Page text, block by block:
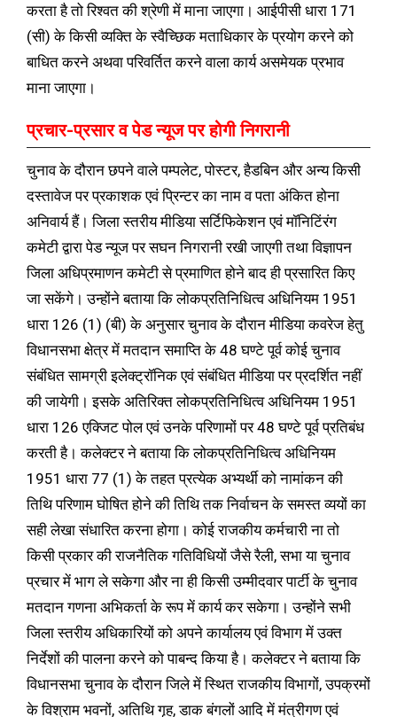
करता है तो रिश्वत की श्रेणी में माना जाएगा। आईपीसी धारा 171
(सी) के किसी व्यक्ति के स्वैच्छिक मताधिकार के प्रयोग करने को
बाधित करने अथवा परिवर्तित करने वाला कार्य असमेयक प्रभाव
माना जाएगा।
प्रचार-प्रसार व पेड न्यूज पर होगी निगरानी
चुनाव के दौरान छपने वाले पम्पलेट, पोस्टर, हैडबिन और अन्य किसी
दस्तावेज पर प्रकाशक एवं प्रिन्टर का नाम व पता अंकित होना
अनिवार्य हैं। जिला स्तरीय मीडिया सर्टिफिकेशन एवं मॉनिटिंरंग
कमेटी द्वारा पेड न्यूज पर सघन निगरानी रखी जाएगी तथा विज्ञापन
जिला अधिप्रमाणन कमेटी से प्रमाणित होने बाद ही प्रसारित किए
जा सकेंगे। उन्होंने बताया कि लोकप्रतिनिधित्व अधिनियम 1951
धारा 126 (1) (बी) के अनुसार चुनाव के दौरान मीडिया कवरेज हेतु
विधानसभा क्षेत्र में मतदान समाप्ति के 48 घण्टे पूर्व कोई चुनाव
संबंधित सामग्री इलेक्ट्रॉनिक एवं संबंधित मीडिया पर प्रदर्शित नहीं
की जायेगी। इसके अतिरिक्त लोकप्रतिनिधित्व अधिनियम 1951
धारा 126 एक्जिट पोल एवं उनके परिणामों पर 48 घण्टे पूर्व प्रतिबंध
करती है। कलेक्टर ने बताया कि लोकप्रतिनिधित्व अधिनियम
1951 धारा 77 (1) के तहत प्रत्येक अभ्यर्थी को नामांकन की
तिथि परिणाम घोषित होने की तिथि तक निर्वाचन के समस्त व्ययों का
सही लेखा संधारित करना होगा। कोई राजकीय कर्मचारी ना तो
किसी प्रकार की राजनैतिक गतिविधियों जैसे रैली, सभा या चुनाव
प्रचार में भाग ले सकेगा और ना ही किसी उम्मीदवार पार्टी के चुनाव
मतदान गणना अभिकर्ता के रूप में कार्य कर सकेगा। उन्होंने सभी
जिला स्तरीय अधिकारियों को अपने कार्यालय एवं विभाग में उक्त
निर्देशों की पालना करने को पाबन्द किया है। कलेक्टर ने बताया कि
विधानसभा चुनाव के दौरान जिले में स्थित राजकीय विभागों, उपक्रमों
के विश्राम भवनों, अतिथि गृह, डाक बंगलों आदि में मंत्रीगण एवं